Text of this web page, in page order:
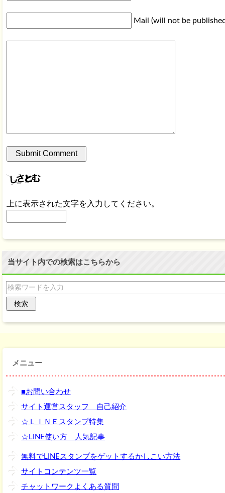
Mail (will not be
上に表示された文字を入力してください。
当サイト内での検索はこちらから
メニュー
■お問い合わせ
サイト運営スタッフ 自己紹介
☆ＬＩＮＥスタンプ特集
☆LINE使い方 人気記事
無料でLINEスタンプをゲットするかしこい方法
サイトコンテンツ一覧
チャットワークよくある質問